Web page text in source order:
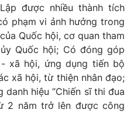
lòng Việt
Vươn mình bằng AI
được nhiều thành tích
phạm vi ảnh hưởng trong
Quốc hội, cơ quan tham
Quốc hội; Có đóng góp
xã hội, ứng dụng tiến bộ
xã hội, từ thiện nhân đạo;
hiệu “Chiến sĩ thi đua
2 năm trở lên được công